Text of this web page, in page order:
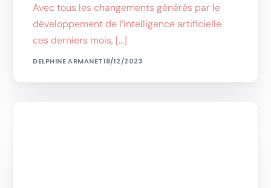
Avec tous les changements générés par le
développement de l’intelligence artificielle
ces derniers mois, […]
DELPHINE ARMANET18/12/2023